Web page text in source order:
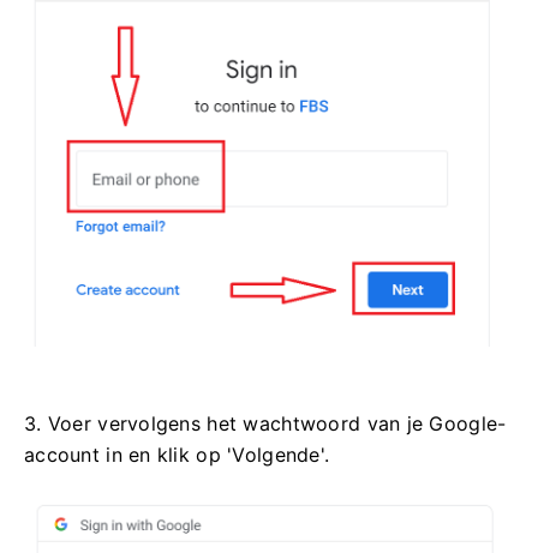
3. Voer vervolgens het wachtwoord van je Google-
account in en klik op 'Volgende'.